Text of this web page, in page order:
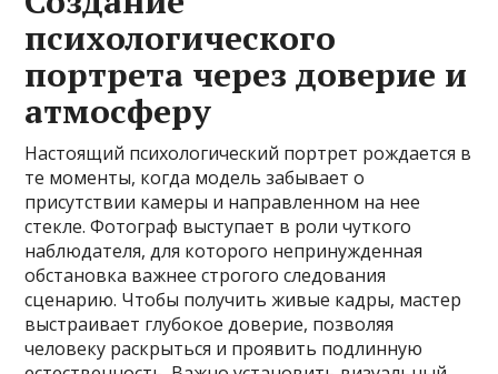
психологического
портрета через доверие и
атмосферу
Настоящий психологический портрет рождается в
те моменты, когда модель забывает о
присутствии камеры и направленном на нее
стекле. Фотограф выступает в роли чуткого
наблюдателя, для которого непринужденная
обстановка важнее строгого следования
сценарию. Чтобы получить живые кадры, мастер
выстраивает глубокое доверие, позволяя
человеку раскрыться и проявить подлинную